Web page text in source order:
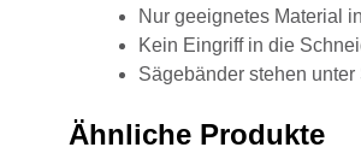
Nur geeignetes Material
Kein Eingriff in die
Sägebänder stehen
Ähnliche Produkte